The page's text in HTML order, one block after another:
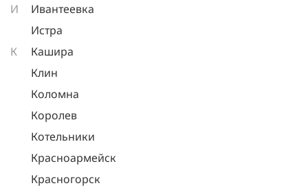
И
Ивантеевка
Истра
К
Кашира
Клин
Коломна
Королев
Котельники
Красноармейск
Красногорск